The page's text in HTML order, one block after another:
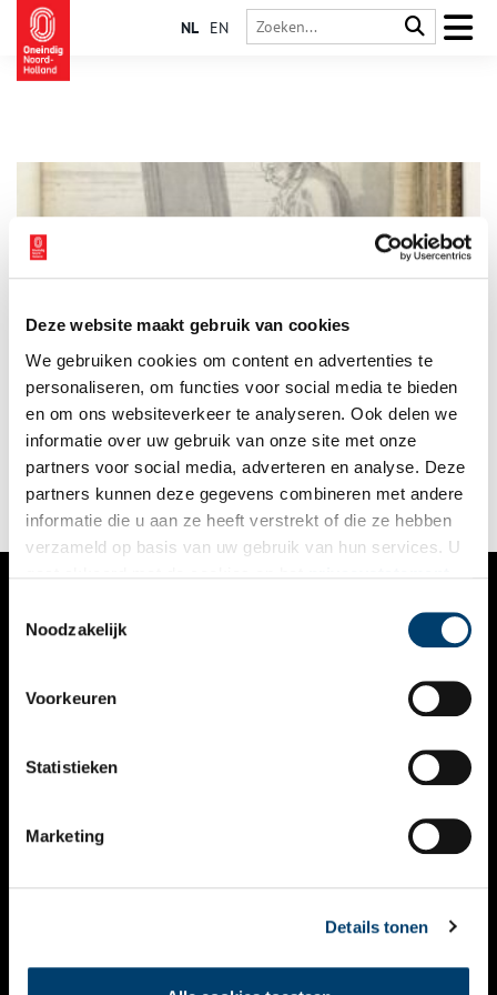
Deze website maakt gebruik van cookies
We gebruiken cookies om content en advertenties te
personaliseren, om functies voor social media te bieden
en om ons websiteverkeer te analyseren. Ook delen we
informatie over uw gebruik van onze site met onze
partners voor social media, adverteren en analyse. Deze
partners kunnen deze gegevens combineren met andere
informatie die u aan ze heeft verstrekt of die ze hebben
verzameld op basis van uw gebruik van hun services. U
Noodzakelijk
Voorkeuren
Statistieken
Marketing
Details tonen
NL EN
Vandaag de dag vieren we tijdens Pride Amsterdam de vrijheid
dat je kan en mag zijn zoals je bent. Vierhonderd jaar geleden
was dat anders: liefde en seks tussen mensen van hetzelfde
geslacht was streng verboden, ook op VOC-schepen.
VERHALEN
KALENDER
THEMA’S
VIDEO’S
CONTACT